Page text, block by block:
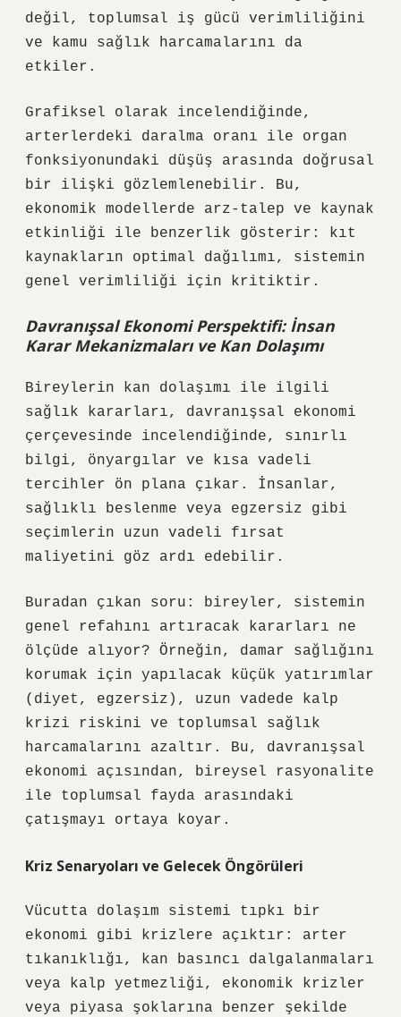
değil, toplumsal iş gücü verimliliğini
ve kamu sağlık harcamalarını da
etkiler.
Grafiksel olarak incelendiğinde,
arterlerdeki daralma oranı ile organ
fonksiyonundaki düşüş arasında doğrusal
bir ilişki gözlemlenebilir. Bu,
ekonomik modellerde arz-talep ve kaynak
etkinliği ile benzerlik gösterir: kıt
kaynakların optimal dağılımı, sistemin
genel verimliliği için kritiktir.
Davranışsal Ekonomi Perspektifi: İnsan
Karar Mekanizmaları ve Kan Dolaşımı
Bireylerin kan dolaşımı ile ilgili
sağlık kararları, davranışsal ekonomi
çerçevesinde incelendiğinde, sınırlı
bilgi, önyargılar ve kısa vadeli
tercihler ön plana çıkar. İnsanlar,
sağlıklı beslenme veya egzersiz gibi
seçimlerin uzun vadeli fırsat
maliyetini göz ardı edebilir.
Buradan çıkan soru: bireyler, sistemin
genel refahını artıracak kararları ne
ölçüde alıyor? Örneğin, damar sağlığını
korumak için yapılacak küçük yatırımlar
(diyet, egzersiz), uzun vadede kalp
krizi riskini ve toplumsal sağlık
harcamalarını azaltır. Bu, davranışsal
ekonomi açısından, bireysel rasyonalite
ile toplumsal fayda arasındaki
çatışmayı ortaya koyar.
Kriz Senaryoları ve Gelecek Öngörüleri
Vücutta dolaşım sistemi tıpkı bir
ekonomi gibi krizlere açıktır: arter
tıkanıklığı, kan basıncı dalgalanmaları
veya kalp yetmezliği, ekonomik krizler
veya piyasa şoklarına benzer şekilde